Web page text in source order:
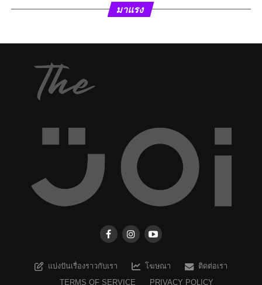
มาแรง
แบ่งปันเรื่องราวกับเรา โฆษณา
ติดต่อเรา
TERMS OF SERVICE
PRIVACY POLICY